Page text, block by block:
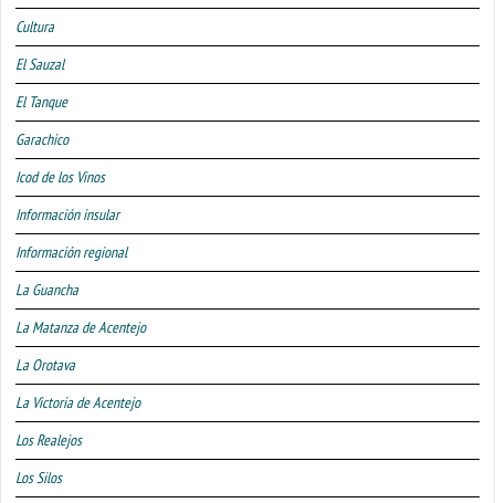
Cultura
El Sauzal
El Tanque
Garachico
Icod de los Vinos
Información insular
Información regional
La Guancha
La Matanza de Acentejo
La Orotava
La Victoria de Acentejo
Los Realejos
Los Silos